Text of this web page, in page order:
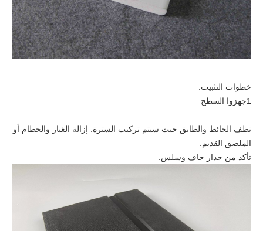
خطوات التثبيت:
1جهزوا السطح
نظف الحائط والطابق حيث سيتم تركيب السترة. إزالة الغبار والحطام أو
الملصق القديم.
تأكد من جدار جاف وسلس.